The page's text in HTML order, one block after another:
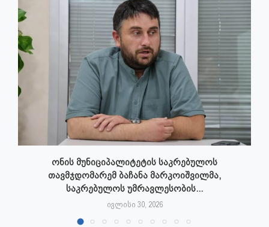
ონის მუნიციპალიტეტის საკრებულოს
თავმჯდომარემ ბაჩანა მარკოიშვილმა,
საკრებულოს უმრავლესობის...
ივლისი 30, 2026